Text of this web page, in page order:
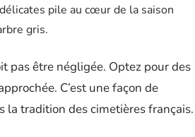
pile au cœur de la saison
gris.
pas être négligée. Optez pour des
C’est une façon de
la tradition des cimetières français.